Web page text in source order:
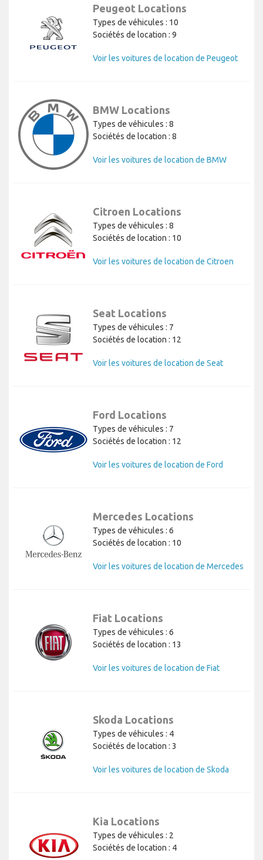
Peugeot Locations
Types de véhicules : 10
Sociétés de location : 9
Voir les voitures de location de Peugeot
BMW Locations
Types de véhicules : 8
Sociétés de location : 8
Voir les voitures de location de BMW
Citroen Locations
Types de véhicules : 8
Sociétés de location : 10
Voir les voitures de location de Citroen
Seat Locations
Types de véhicules : 7
Sociétés de location : 12
Voir les voitures de location de Seat
Ford Locations
Types de véhicules : 7
Sociétés de location : 12
Voir les voitures de location de Ford
Mercedes Locations
Types de véhicules : 6
Sociétés de location : 10
Voir les voitures de location de Mercedes
Fiat Locations
Types de véhicules : 6
Sociétés de location : 13
Voir les voitures de location de Fiat
Skoda Locations
Types de véhicules : 4
Sociétés de location : 3
Voir les voitures de location de Skoda
Kia Locations
Types de véhicules : 2
Sociétés de location : 4